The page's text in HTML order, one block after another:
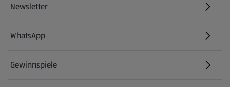
Newsletter
WhatsApp
Gewinnspiele